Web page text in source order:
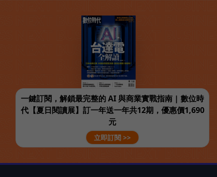
一鍵訂閱，解鎖最完整的 AI 與商業實戰指南 | 數位時
代【夏日閱讀展】訂一年送一年共12期，優惠價1,690
元
立即訂閱 >>